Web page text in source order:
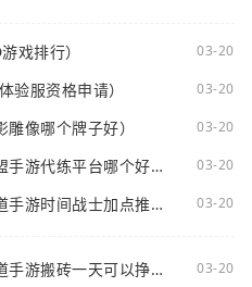
戏排行） 03-20
验服资格申请） 03-20
像哪个牌子好） 03-20
手游代练平台哪个好
03-20
手游时间战士加点推
03-20
手游搬砖一天可以挣多
03-20